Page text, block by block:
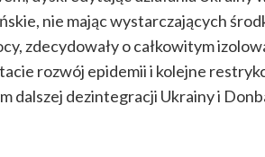
nie mając wystarczających
zdecydowały o całkowitym
rozwój epidemii i kolejne
dalszej dezintegracji Ukrainy i